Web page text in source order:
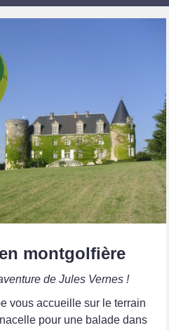
montgolfière
de Jules Vernes !
vous accueille sur le terrain
pour une balade dans